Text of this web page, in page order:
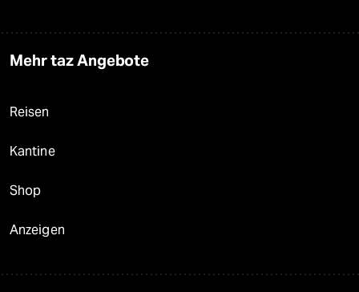
Mehr taz Angebote
Reisen
Kantine
Shop
Anzeigen